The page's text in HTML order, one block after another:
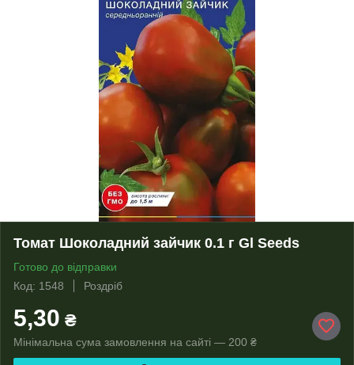
Томат Шоколадний зайчик 0.1 г Gl Seeds
Готово до відправки
Код: 1548
Роздріб
5,30 ₴
Мінімальна сума замовлення на сайті — 200 ₴